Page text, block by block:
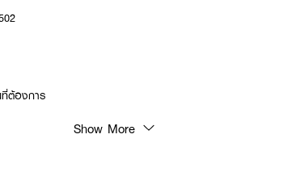
ที่ต้องการ
Show More